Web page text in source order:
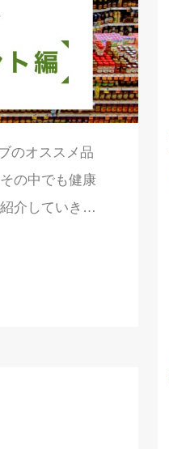
のオススメ品
の中でも健康
介していき…